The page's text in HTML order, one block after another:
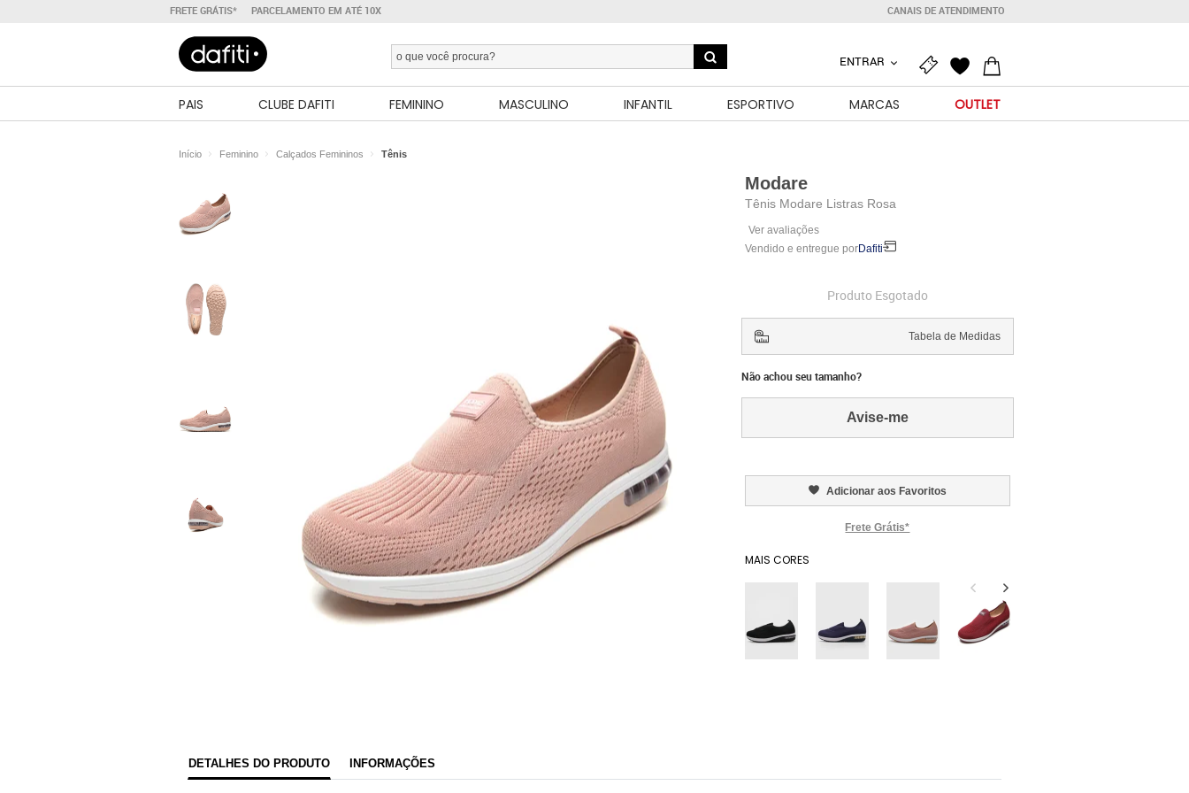
FRETE GRÁTIS* PARCELAMENTO EM ATÉ 10X CANAIS DE ATENDIMENTO
ENTRAR
PAIS CLUBE DAFITI FEMININO MASCULINO INFANTIL ESPORTIVO MARCAS OUTLET
Início Feminino Calçados Femininos Tênis
Modare
Tênis Modare Listras Rosa
Ver avaliações
Vendido e entregue porDafiti
Dafiti
Produto Esgotado
Tabela de Medidas
Não achou seu tamanho?
Avise-me
Adicionar aos Favoritos
Frete Grátis*
MAIS CORES
DETALHES DO PRODUTO INFORMAÇÕES